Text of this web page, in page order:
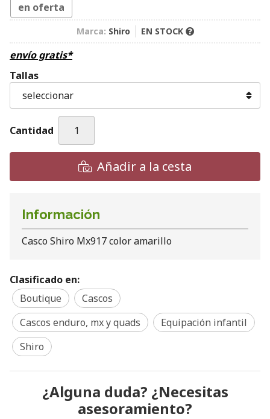
en oferta
Marca: Shiro EN STOCK
envío gratis*
Tallas
Cantidad
Añadir a la cesta
Información
Casco Shiro Mx917 color amarillo
Clasificado en:
Boutique
Cascos
Cascos enduro, mx y quads
Equipación infantil
Shiro
¿Alguna duda? ¿Necesitas
asesoramiento?